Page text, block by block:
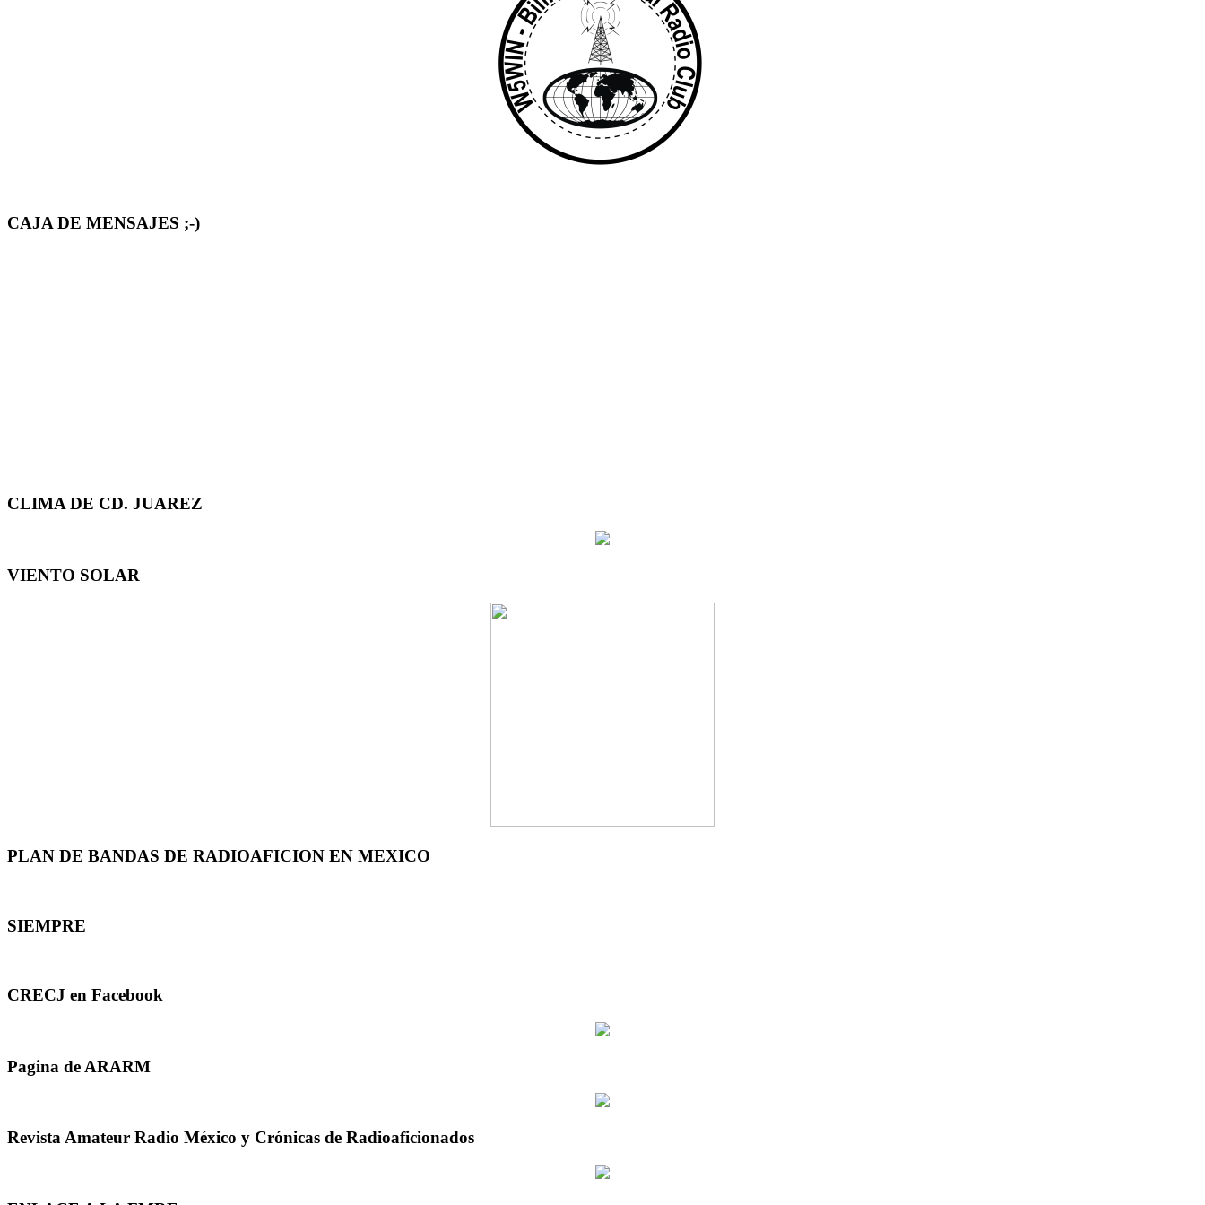
CAJA DE MENSAJES ;-)
CLIMA DE CD. JUAREZ
VIENTO SOLAR
PLAN DE BANDAS DE RADIOAFICION EN MEXICO
SIEMPRE
CRECJ en Facebook
Pagina de ARARM
Revista Amateur Radio México y Crónicas de Radioaficionados